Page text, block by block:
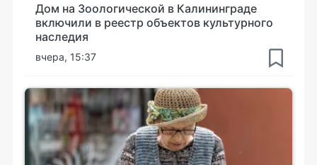
Дом на Зоологической в Калининграде
включили в реестр объектов культурного
наследия
вчера, 15:37